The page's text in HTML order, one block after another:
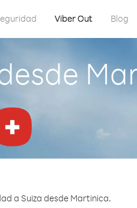
Viber Out Blog
a Suiza desde Martinica.